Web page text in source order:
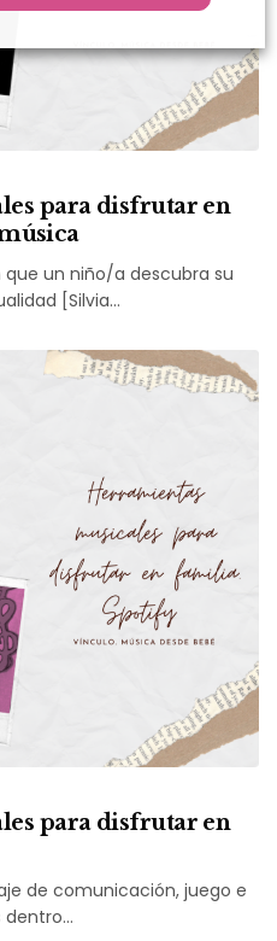
para disfrutar en
que un niño/a descubra su
[Silvia…
para disfrutar en
de comunicación, juego e
dentro…